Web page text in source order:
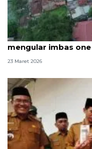
Lembah Anai dibuka
mengular imbas
23 Maret 2026